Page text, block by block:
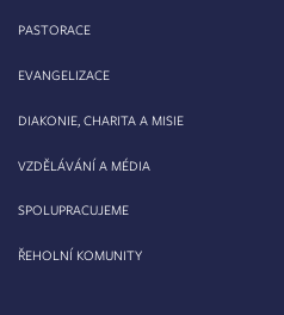
PASTORACE
EVANGELIZACE
DIAKONIE, CHARITA A MISIE
VZDĚLÁVÁNÍ A MÉDIA
SPOLUPRACUJEME
ŘEHOLNÍ KOMUNITY